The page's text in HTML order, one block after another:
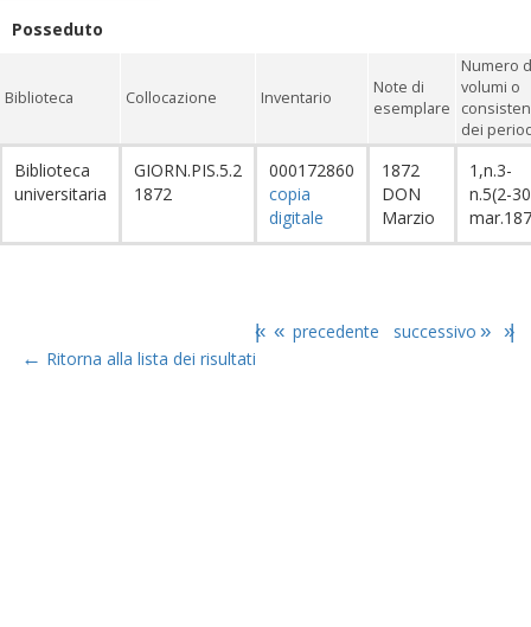
Posseduto
Biblioteca Collocazione Inventario
Note di
esemplare
Numero
volumi o
dei
Biblioteca
universitaria
GIORN.PIS.5.2
1872
000172860
copia
digitale
1872
DON
Marzio
1,n.3-
n.5(2-30
|« « precedente successivo » »|
← Ritorna alla lista dei risultati